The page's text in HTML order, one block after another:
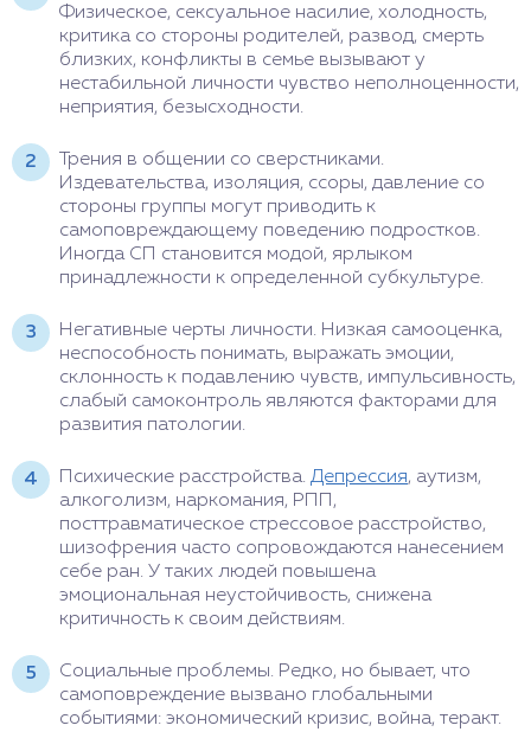
Физическое, сексуальное насилие, холодность,
критика со стороны родителей, развод, смерть
близких, конфликты в семье вызывают у
нестабильной личности чувство неполноценности,
неприятия, безысходности.
Трения в общении со сверстниками.
Издевательства, изоляция, ссоры, давление со
стороны группы могут приводить к
самоповреждающему поведению подростков.
Иногда СП становится модой, ярлыком
принадлежности к определенной субкультуре.
Негативные черты личности. Низкая самооценка,
неспособность понимать, выражать эмоции,
склонность к подавлению чувств, импульсивность,
слабый самоконтроль являются факторами для
развития патологии.
Психические расстройства. Депрессия, аутизм,
алкоголизм, наркомания, РПП,
посттравматическое стрессовое расстройство,
шизофрения часто сопровождаются нанесением
себе ран. У таких людей повышена
эмоциональная неустойчивость, снижена
критичность к своим действиям.
Социальные проблемы. Редко, но бывает, что
самоповреждение вызвано глобальными
событиями: экономический кризис, война, теракт.